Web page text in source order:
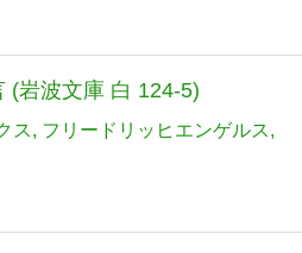
(岩波文庫 白 124-5)
ス
フリードリッヒエンゲルス